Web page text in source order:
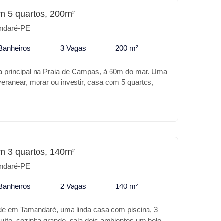
5 quartos, 200m²
PE
3 Vagas 200 m²
principal na Praia de Campas, à 60m do mar. Uma
morar ou investir, casa com 5 quartos,
com dois lindos terraços, área de serviço e uma
3 quartos, 140m²
PE
2 Vagas 140 m²
em Tamandaré, uma linda casa com piscina, 3